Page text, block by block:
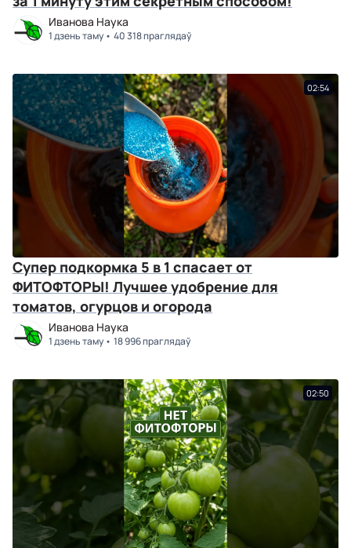
Иванова Наука
1 дзень таму 40 318 праглядаў
02:54
Супер подкормка 5 в 1 спасает от
ФИТОФТОРЫ! Лучшее удобрение для
томатов, огурцов и огорода
Иванова Наука
1 дзень таму 18 996 праглядаў
02:50